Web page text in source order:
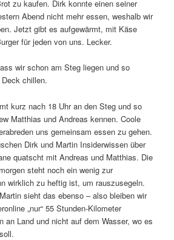
zu kaufen. Dirk konnte einen seiner
Abend nicht mehr essen, weshalb wir
Jetzt gibt es aufgewärmt, mit Käse
für jeden von uns. Lecker.
wir schon am Steg liegen und so
chillen.
kurz nach 18 Uhr an den Steg und so
Matthias und Andreas kennen. Coole
uns gemeinsam essen zu gehen.
Dirk und Martin Insiderwissen über
quatscht mit Andreas und Matthias. Die
steht noch ein wenig zur
wirklich zu heftig ist, um rauszusegeln.
sieht das ebenso – also bleiben wir
„nur“ 55 Stunden-Kilometer
an Land und nicht auf dem Wasser, wo es